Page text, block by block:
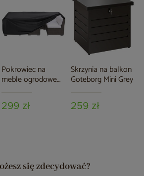
Pokrowiec na
meble ogrodowe
czarny
299 zł
Skrzynia na balkon
Goteborg Mini Grey
259 zł
się zdecydować?